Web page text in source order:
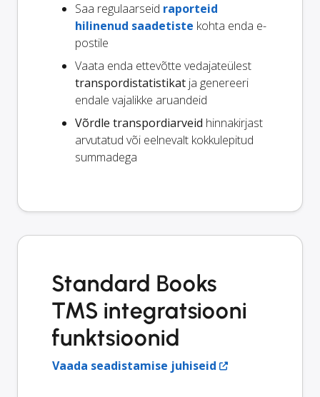
Saa regulaarseid raporteid
hilinenud saadetiste kohta enda e-
postile
Vaata enda ettevõtte vedajateülest
transpordistatistikat ja genereeri
endale vajalikke aruandeid
Võrdle transpordiarveid hinnakirjast
arvutatud või eelnevalt kokkulepitud
summadega
Standard Books
TMS integratsiooni
funktsioonid
Vaada seadistamise juhiseid